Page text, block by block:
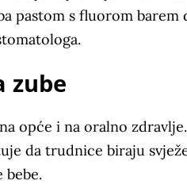
pastom s fluorom barem
zube
opće i na oralno
da trudnice biraju
bebe.